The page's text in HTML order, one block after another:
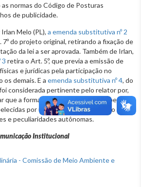
normas do Código de Posturas
de publicidade.
Melo (PL), a emenda substitutiva nº 2
7º do projeto original, retirando a fixação de
da lei a ser aprovada. Também de Irlan,
3 retira o Art. 5º, que previa a emissão de
e jurídicas pela participação no
os demais. E a emenda substitutiva nº 4, do
considerada pertinente pelo relator por,
que a forma e as condições de cooperação
por unidade adotada, visando
e peculiaridades autônomas.
Institucional